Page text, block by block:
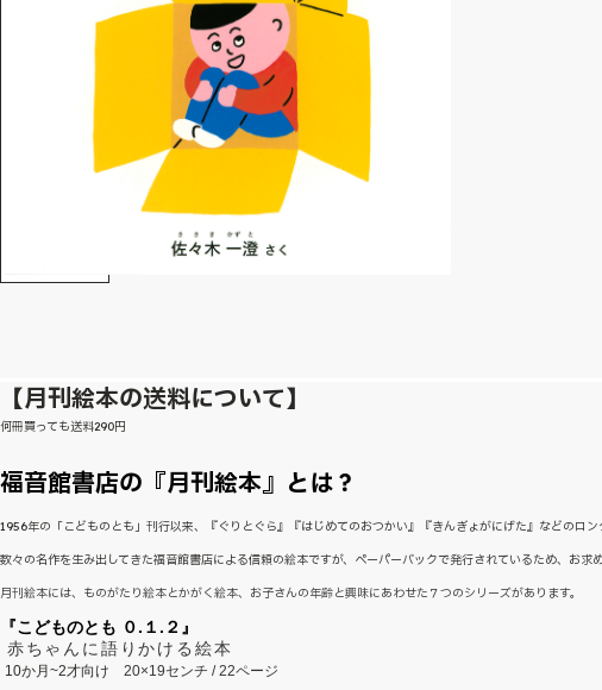
【月刊絵本の送料について】
何冊買っても送料290円
福音館書店の『月刊絵本』とは？
1956年の「こどものとも」刊行以来、『ぐりとぐら』『はじめてのおつかい』『きんぎょがにげた』などのロ
数々の名作を生み出してきた福音館書店による信頼の絵本ですが、ペーパーバックで発行されているため、お求
月刊絵本には、ものがたり絵本とかがく絵本、お子さんの年齢と興味にあわせた７つのシリーズがあります。
『こどものとも ０.１.２』
赤ちゃんに語りかける絵本
10か月~2才向け 20×19センチ / 22ページ